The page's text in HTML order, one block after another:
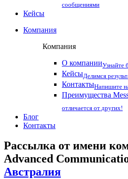
сообщениями
Кейсы
Компания
Компания
О компанииУзнайте
КейсыДелимся
КонтактыНапишите
Преимущества
отличается от других!
Блог
Контакты
Рассылка от имени
Advanced
Австралия